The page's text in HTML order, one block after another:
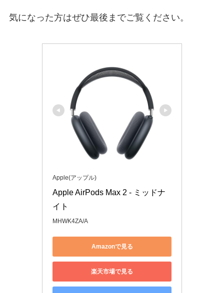
気になった方はぜひ最後までご覧ください。
Apple(アップル)
Apple AirPods Max 2 - ミッドナ
イト
MHWK4ZA/A
Amazonで見る
楽天市場で見る